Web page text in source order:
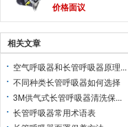
模组
价格面议
相关文章
空气呼吸器和长管呼吸器原理...
不同种类长管呼吸器如何选择
3M供气式长管呼吸器清洗保...
长管呼吸器常用术语表